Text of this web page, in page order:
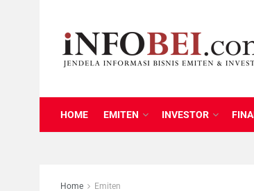
HOME EMITEN INVESTOR
Home Emiten